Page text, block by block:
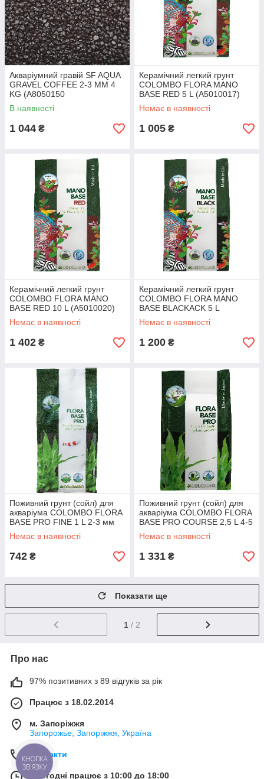
Акваріумний гравій SF AQUA
GRAVEL COFFEE 2-3 MM 4
KG (A8050150
В наявності
1 044 ₴
Керамічний легкий грунт
COLOMBO FLORA MANO
BASE RED 5 L (A5010017)
Немає в наявності
1 005 ₴
Керамічний легкий грунт
COLOMBO FLORA MANO
BASE RED 10 L (A5010020)
Немає в наявності
1 402 ₴
Керамічний легкий грунт
COLOMBO FLORA MANO
BASE BLACKACK 5 L
(A5010023)
Немає в наявності
1 200 ₴
Поживний грунт (сойл) для
акваріума COLOMBO FLORA
BASE PRO FINE 1 L 2-3 мм
(A5010080)
Немає в наявності
742 ₴
Поживний грунт (сойл) для
акваріума COLOMBO FLORA
BASE PRO COURSE 2,5 L 4-5
мм (A5010065)
Немає в наявності
1 331 ₴
Показати ще
1 / 2
Про нас
97% позитивних з 89 відгуків за рік
Працює з 18.02.2014
м. Запоріжжя
Запорожье, Запоріжжя, Україна
Контакти
Сьогодні працює з 10:00 до 18:00
КНОПКА
ЗВ'ЯЗКУ